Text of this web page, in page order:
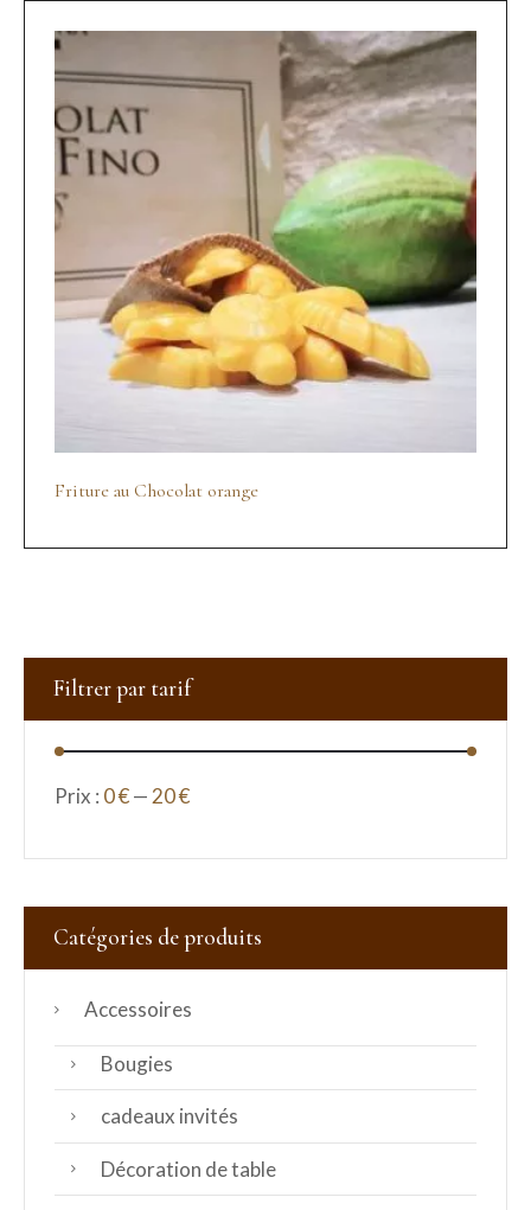
Friture au Chocolat orange
Filtrer par tarif
Prix : 0 €—20 €
Catégories de produits
Accessoires
Bougies
cadeaux invités
Décoration de table